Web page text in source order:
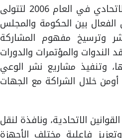
وتناولت المحاضرة أهمية تأسيس وزارة الدولة لشؤون المجلس الوطني الاتحادي في العام 2006 لتتولى
الفعال بين الحكومة والمجلس
وترسيخ مفهوم المشاركة
الندوات والمؤتمرات والدورات
وتنفيذ مشاريع نشر الوعي
خلال الشراكة مع الجهات
الاتحادية، ونافذة لنقل
فاعلية مختلف الأجهزة